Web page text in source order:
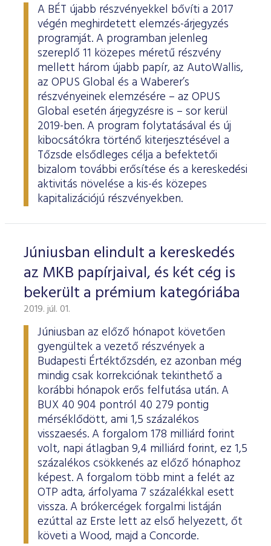
A BÉT újabb részvényekkel bővíti a 2017
végén meghirdetett elemzés-árjegyzés
programját. A programban jelenleg
szereplő 11 közepes méretű részvény
mellett három újabb papír, az AutoWallis,
az OPUS Global és a Waberer’s
részvényeinek elemzésére – az OPUS
Global esetén árjegyzésre is – sor kerül
2019-ben. A program folytatásával és új
kibocsátókra történő kiterjesztésével a
Tőzsde elsődleges célja a befektetői
bizalom további erősítése és a kereskedési
aktivitás növelése a kis-és közepes
kapitalizációjú részvényekben.
Júniusban elindult a kereskedés
az MKB papírjaival, és két cég is
bekerült a prémium kategóriába
2019. júl. 01.
Júniusban az előző hónapot követően
gyengültek a vezető részvények a
Budapesti Értéktőzsdén, ez azonban még
mindig csak korrekciónak tekinthető a
korábbi hónapok erős felfutása után. A
BUX 40 904 pontról 40 279 pontig
mérséklődött, ami 1,5 százalékos
visszaesés. A forgalom 178 milliárd forint
volt, napi átlagban 9,4 milliárd forint, ez 1,5
százalékos csökkenés az előző hónaphoz
képest. A forgalom több mint a felét az
OTP adta, árfolyama 7 százalékkal esett
vissza. A brókercégek forgalmi listáján
ezúttal az Erste lett az első helyezett, őt
követi a Wood, majd a Concorde.